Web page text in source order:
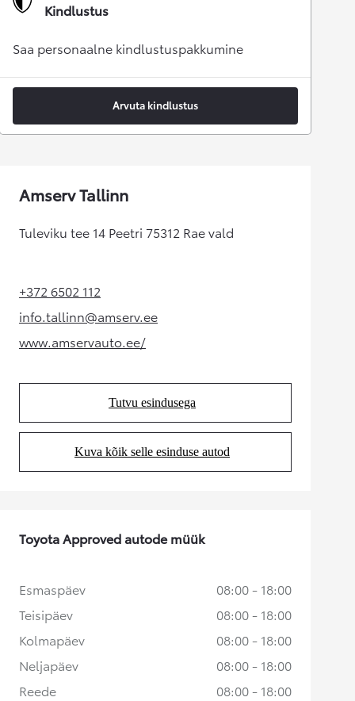
Kindlustus
Saa personaalne kindlustuspakkumine
Arvuta kindlustus
Amserv Tallinn
Tuleviku tee 14 Peetri 75312 Rae vald
+372 6502 112(Opens in new tab)
info.tallinn@amserv.ee
(Opens in new tab)
www.amservauto.ee/
(Opens in new tab)
Tutvu esindusega
(Opens in new tab)
Kuva kõik selle esinduse autod
(Opens in new tab)
Toyota Approved autode müük
Esmaspäev
08:00 - 18:00
Teisipäev
08:00 - 18:00
Kolmapäev
08:00 - 18:00
Neljapäev
08:00 - 18:00
Reede
08:00 - 18:00